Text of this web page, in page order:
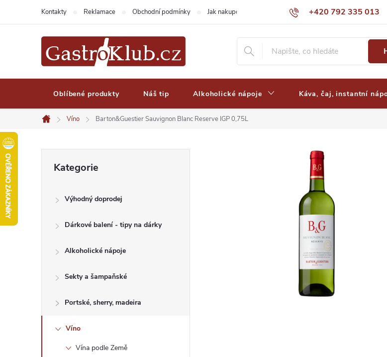
+420 792 335 013
Kontakty Reklamace Obchodní podmínky Jak nakupovat Výdejní místa a ceny dopravy Často
Oblíbené produkty Náš tip Alkoholické nápoje Káva, čaj, instantní
Domů
Víno Barton&Guestier Sauvignon Blanc Reserve IGP 0,75L
n
kategorie
Kategorie
Výhodný doprodej
Dárkové balení - tipy na dárky
Alkoholické nápoje
Sekty a šampaňské
Portské, sherry, madeira
Víno
Vína podle Země